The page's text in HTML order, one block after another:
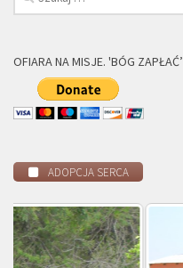
OFIARA NA MISJE. 'BÓG ZAPŁAĆ’
ADOPCJA SERCA